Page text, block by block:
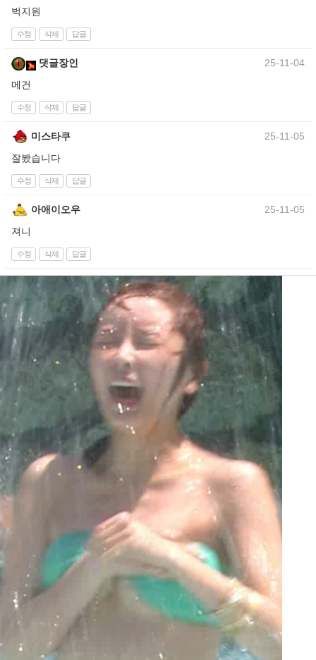
벅지원
수정 삭제 답글
댓글장인
25-11-04
메건
수정 삭제 답글
미스타쿠
25-11-05
잘봤습니다
수정 삭제 답글
아애이오우
25-11-05
져니
수정 삭제 답글